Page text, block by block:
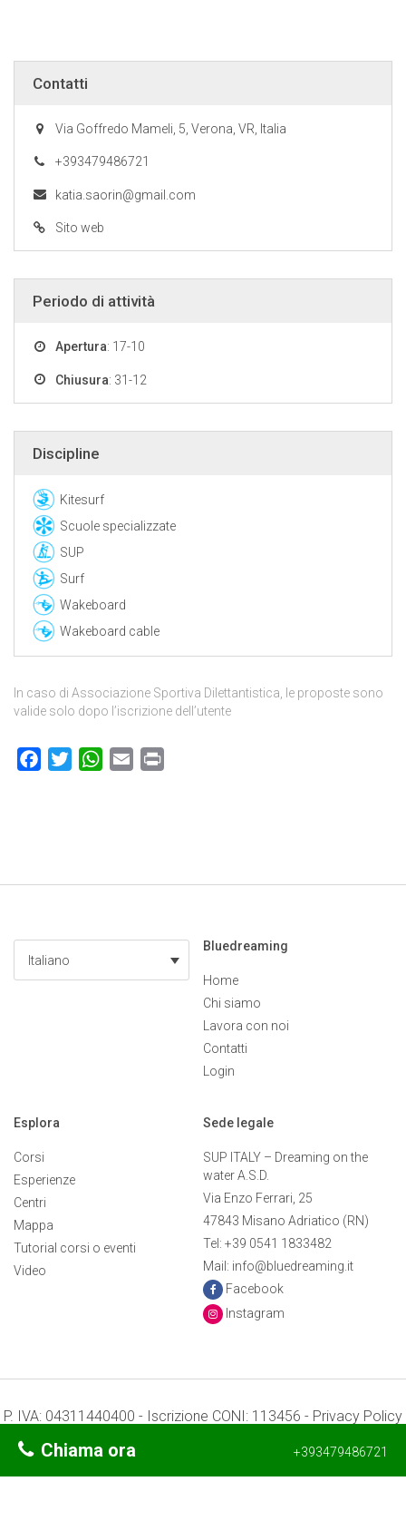
Contatti
Via Goffredo Mameli, 5, Verona, VR, Italia
+393479486721
katia.saorin@gmail.com
Sito web
Chiama ora +393479486721
Periodo di attività
Apertura: 17-10
Chiusura: 31-12
Discipline
Kitesurf
Scuole specializzate
SUP
Surf
Wakeboard
Wakeboard cable
In caso di Associazione Sportiva Dilettantistica, le proposte sono
valide solo dopo l’iscrizione dell’utente
FacebookTwitterWhatsApp
Email
Italiano
Bluedreaming
Home
Chi siamo
Lavora con noi
Contatti
Login
Esplora
Corsi
Esperienze
Centri
Mappa
Tutorial corsi o eventi
Video
Sede legale
SUP ITALY – Dreaming on the
water A.S.D.
Via Enzo Ferrari, 25
47843 Misano Adriatico (RN)
Tel: +39 0541 1833482
Mail: info@bluedreaming.it
Facebook
Instagram
P. IVA: 04311440400 - Iscrizione CONI: 113456 - Privacy Policy